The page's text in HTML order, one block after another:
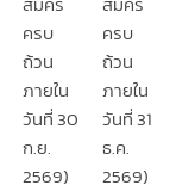
ครบ
ถ้วน
ภายใน
วันที่ 30
ก.ย.
2569)
ครบ
ถ้วน
ภายใน
วันที่ 31
ธ.ค.
2569)